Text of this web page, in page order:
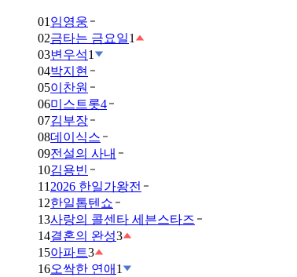
01 임영웅
02금타는 금요일1
03변우석1
04박지현
05이찬원
06미스트롯4
07김부장
08데이식스
09전설의 사내
10김용빈
11 2026 한일가왕전
12한일톱텐쇼
13사랑의 콜센타 세븐스타즈
14결혼의 완성3
15아파트3
16오싹한 연애 1